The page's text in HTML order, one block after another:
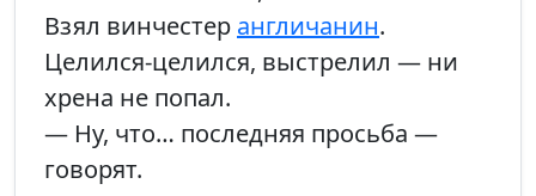
Взял винчестер англичанин.
Целился-целился, выстрелил — ни
хрена не попал.
— Ну, что… последняя просьба —
говорят.